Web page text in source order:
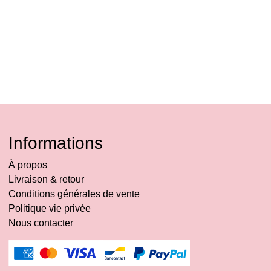
Informations
À propos
Livraison & retour
Conditions générales de vente
Politique vie privée
Nous contacter